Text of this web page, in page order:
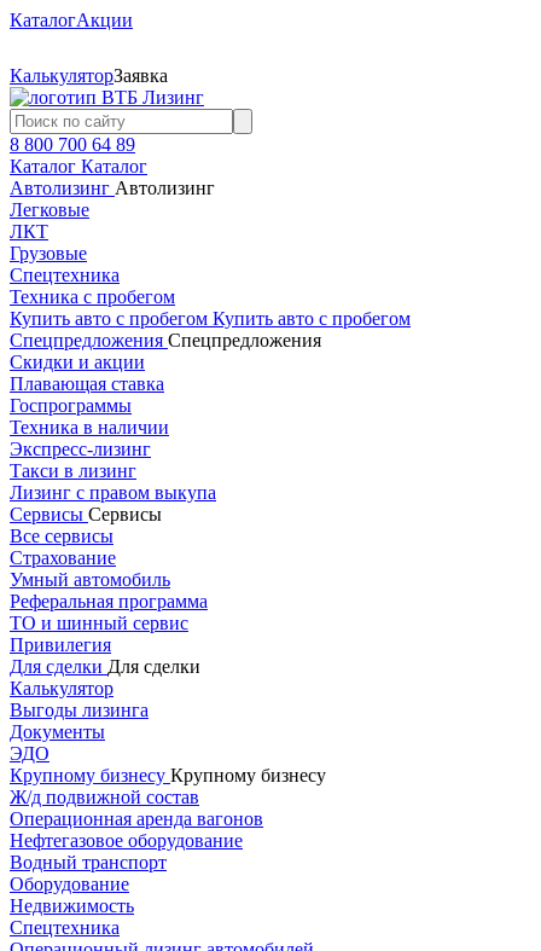
КаталогАкции
КалькуляторЗаявка
8 800 700 64 89
Каталог Каталог
Автолизинг Автолизинг
Легковые
ЛКТ
Грузовые
Спецтехника
Техника с пробегом
Купить авто с пробегом Купить авто с пробегом
Спецпредложения Спецпредложения
Скидки и акции
Плавающая ставка
Госпрограммы
Техника в наличии
Экспресс-лизинг
Такси в лизинг
Лизинг с правом выкупа
Сервисы Сервисы
Все сервисы
Страхование
Умный автомобиль
Реферальная программа
ТО и шинный сервис
Привилегия
Для сделки Для сделки
Калькулятор
Выгоды лизинга
Документы
ЭДО
Крупному бизнесу Крупному бизнесу
Ж/д подвижной состав
Операционная аренда вагонов
Нефтегазовое оборудование
Водный транспорт
Оборудование
Недвижимость
Спецтехника